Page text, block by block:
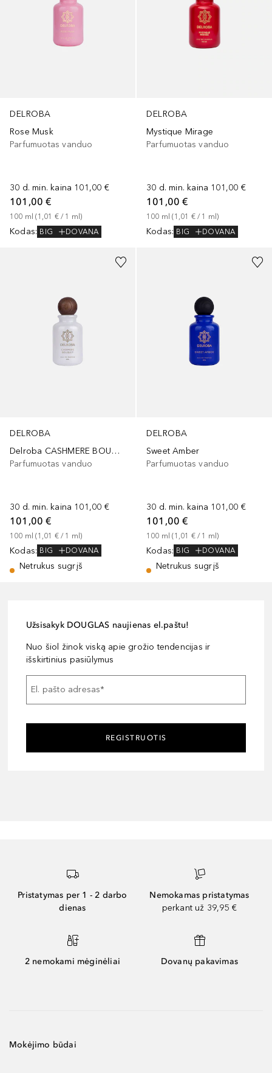
DELROBA
Rose Musk
Parfumuotas vanduo
30 d. min. kaina 101,00 €
101,00 €
100 ml (1,01 € / 1 ml)
Kodas: BIG DOVANA
DELROBA
Mystique Mirage
Parfumuotas vanduo
30 d. min. kaina 101,00 €
101,00 €
100 ml (1,01 € / 1 ml)
Kodas: BIG DOVANA
DELROBA
Delroba CASHMERE BOUQUET
Parfumuotas vanduo
30 d. min. kaina 101,00 €
101,00 €
100 ml (1,01 € / 1 ml)
Kodas: BIG DOVANA
Netrukus sugrįš
DELROBA
Sweet Amber
Parfumuotas vanduo
30 d. min. kaina 101,00 €
101,00 €
100 ml (1,01 € / 1 ml)
Kodas: BIG DOVANA
Netrukus sugrįš
Užsisakyk DOUGLAS naujienas el.paštu!
Nuo šiol žinok viską apie grožio tendencijas ir
išskirtinius pasiūlymus
El. pašto adresas*
REGISTRUOTIS
Pristatymas per 1 - 2 darbo
dienas
Nemokamas pristatymas
perkant už 39,95 €
2 nemokami mėginėliai Dovanų pakavimas
Mokėjimo būdai